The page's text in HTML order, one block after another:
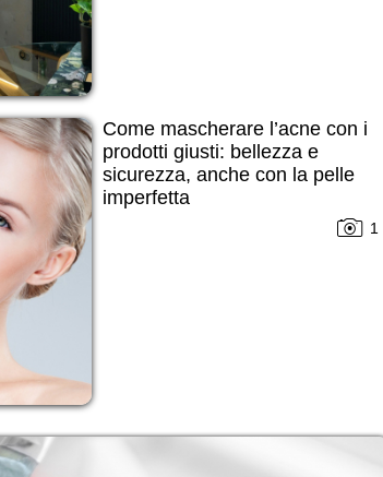
Come mascherare l’acne con i
prodotti giusti: bellezza e
sicurezza, anche con la pelle
imperfetta
1